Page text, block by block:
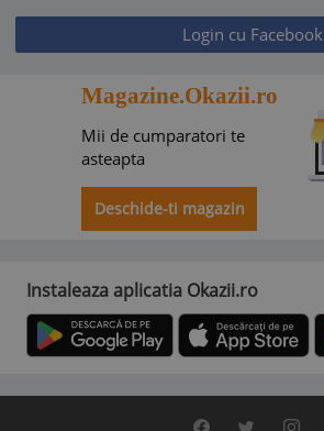
Login cu Facebook
Magazine.Okazii.ro
Mii de cumparatori te
asteapta
Deschide-ti magazin
Instaleaza aplicatia Okazii.ro